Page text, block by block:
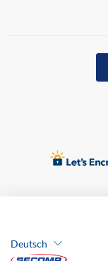
Deutsch